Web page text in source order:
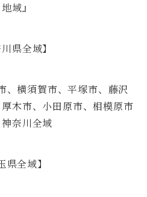
域』
川県全域】
、横須賀市、平塚市、藤沢
木市、小田原市、相模原市
奈川全域
県全域】